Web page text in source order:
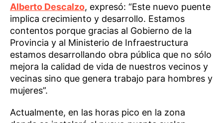
Alberto Descalzo, expresó: “Este nuevo puente
implica crecimiento y desarrollo. Estamos
contentos porque gracias al Gobierno de la
Provincia y al Ministerio de Infraestructura
estamos desarrollando obra pública que no sólo
mejora la calidad de vida de nuestros vecinos y
vecinas sino que genera trabajo para hombres y
mujeres”.
Actualmente, en las horas pico en la zona